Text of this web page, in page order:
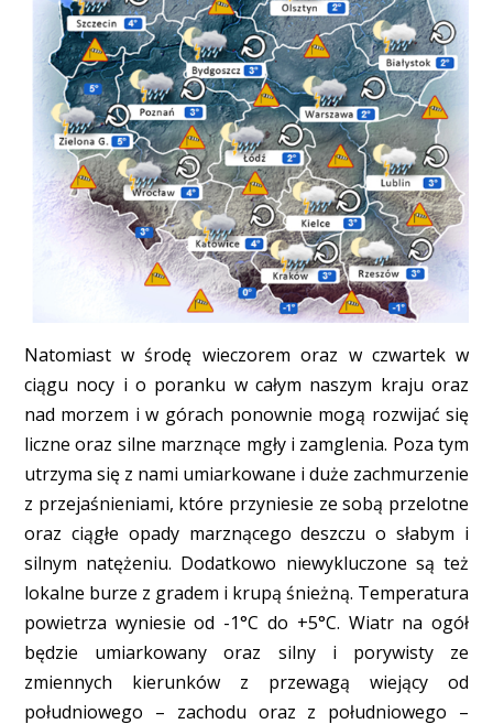
Natomiast w środę wieczorem oraz w czwartek w
ciągu nocy i o poranku w całym naszym kraju oraz
nad morzem i w górach ponownie mogą rozwijać się
liczne oraz silne marznące mgły i zamglenia. Poza tym
utrzyma się z nami umiarkowane i duże zachmurzenie
z przejaśnieniami, które przyniesie ze sobą przelotne
oraz ciągłe opady marznącego deszczu o słabym i
silnym natężeniu. Dodatkowo niewykluczone są też
lokalne burze z gradem i krupą śnieżną. Temperatura
powietrza wyniesie od -1°C do +5°C. Wiatr na ogół
będzie umiarkowany oraz silny i porywisty ze
zmiennych kierunków z przewagą wiejący od
południowego – zachodu oraz z południowego –